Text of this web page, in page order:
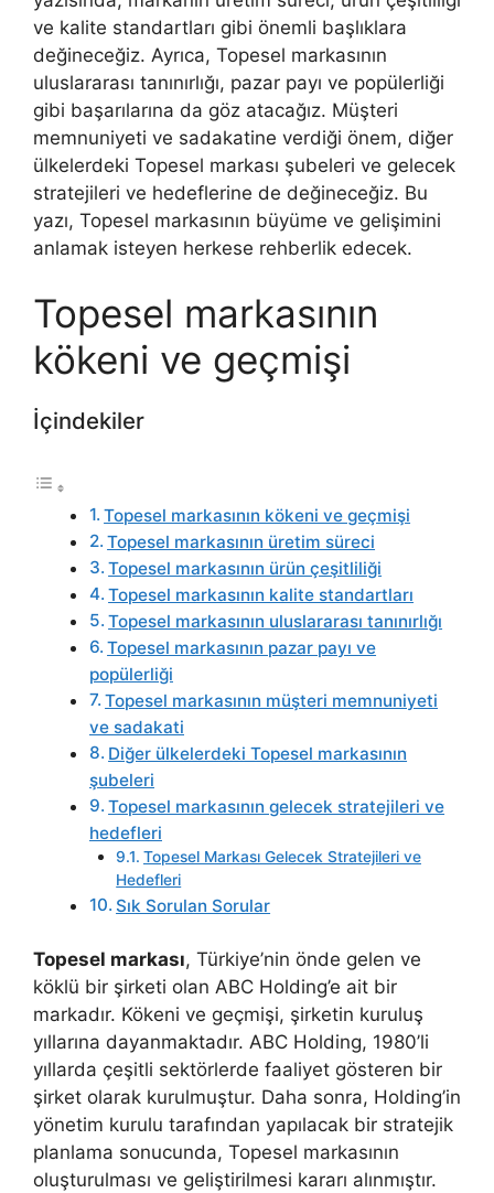
ve kalite standartları gibi önemli başlıklara
değineceğiz. Ayrıca, Topesel markasının
uluslararası tanınırlığı, pazar payı ve popülerliği
gibi başarılarına da göz atacağız. Müşteri
memnuniyeti ve sadakatine verdiği önem, diğer
ülkelerdeki Topesel markası şubeleri ve gelecek
stratejileri ve hedeflerine de değineceğiz. Bu
yazı, Topesel markasının büyüme ve gelişimini
anlamak isteyen herkese rehberlik edecek.
Topesel markasının
kökeni ve geçmişi
İçindekiler
Topesel markasının kökeni ve geçmişi
Topesel markasının üretim süreci
Topesel markasının ürün çeşitliliği
Topesel markasının kalite standartları
Topesel markasının uluslararası tanınırlığı
Topesel markasının pazar payı ve
popülerliği
Topesel markasının müşteri memnuniyeti
ve sadakati
Diğer ülkelerdeki Topesel markasının
şubeleri
Topesel markasının gelecek stratejileri ve
hedefleri
Topesel Markası Gelecek Stratejileri ve
Hedefleri
Sık Sorulan Sorular
Topesel markası, Türkiye’nin önde gelen ve
köklü bir şirketi olan ABC Holding’e ait bir
markadır. Kökeni ve geçmişi, şirketin kuruluş
yıllarına dayanmaktadır. ABC Holding, 1980’li
yıllarda çeşitli sektörlerde faaliyet gösteren bir
şirket olarak kurulmuştur. Daha sonra, Holding’in
yönetim kurulu tarafından yapılacak bir stratejik
planlama sonucunda, Topesel markasının
oluşturulması ve geliştirilmesi kararı alınmıştır.